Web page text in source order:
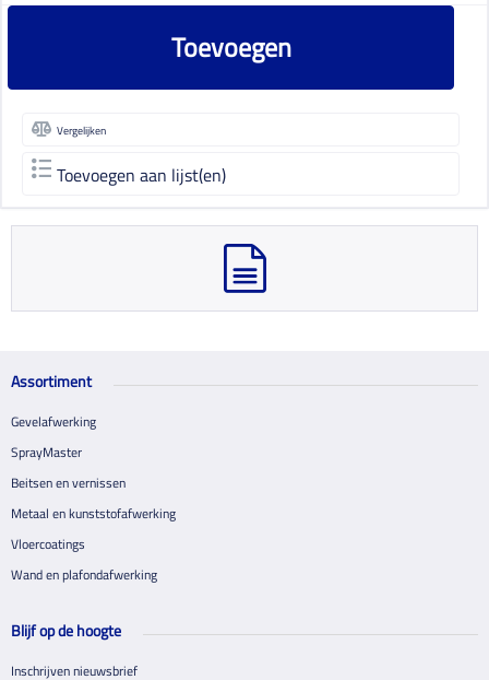
Toevoegen
Vergelijken
Toevoegen aan lijst(en)
Assortiment
Gevelafwerking
SprayMaster
Beitsen en vernissen
Metaal en kunststofafwerking
Vloercoatings
Wand en plafondafwerking
Blijf op de hoogte
Inschrijven nieuwsbrief